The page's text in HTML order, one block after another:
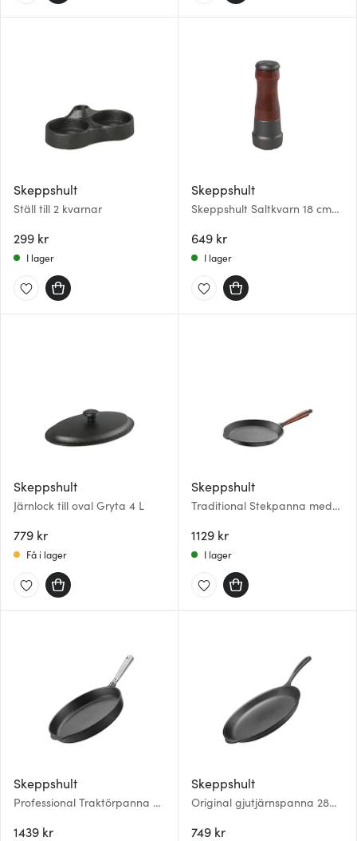
Skeppshult
Ställ till 2 kvarnar
299 kr
I lager
Skeppshult
Skeppshult Saltkvarn 18 cm
649 kr
I lager
Skeppshult
Järnlock till oval Gryta 4 L
779 kr
Få i lager
Skeppshult
Traditional Stekpanna med
1129 kr
I lager
Skeppshult
Professional Traktörpanna 30
1439 kr
Skeppshult
Original gjutjärnspanna 28
749 kr